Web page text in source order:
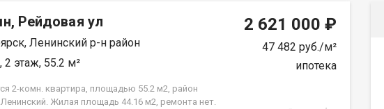
Рейдовая ул
Ленинский р-н район
2 этаж, 55.2 м²
2-комн. квартира, площадью 55.2 м2, район
Жилая площадь 44.16 м2, ремонта нет.
2 621 000 ₽
47 482 руб./м²
ипотека